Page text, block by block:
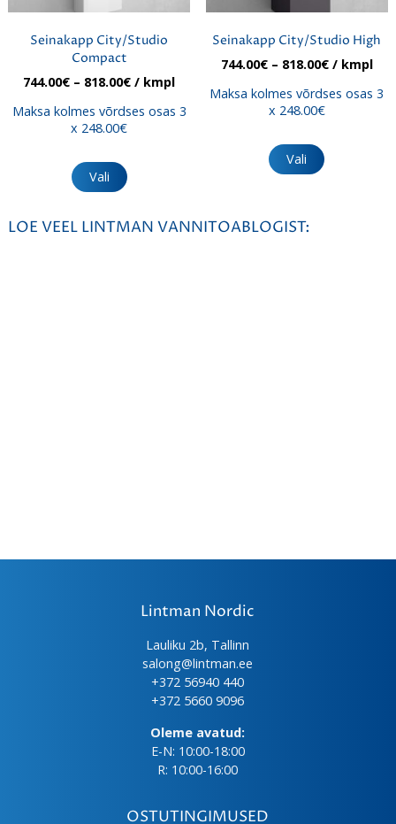
Seinakapp City/Studio
Compact
744.00€ – 818.00€Hinnavahemik:
kuni
/ kmpl
Maksa kolmes võrdses osas 3
x 248.00€
Vali
tootel
varianti.
Seinakapp City/Studio High
744.00€ – 818.00€
kuni
/ kmpl
Maksa kolmes võrdses osas 3
x 248.00€
Vali
tootel
LOE VEEL LINTMAN VANNITOABLOGIST:
Lintman Nordic
Lauliku 2b, Tallinn
salong@lintman.ee
+372 56940 440
+372 5660 9096
Oleme avatud:
E-N: 10:00-18:00
R: 10:00-16:00
OSTUTINGIMUSED